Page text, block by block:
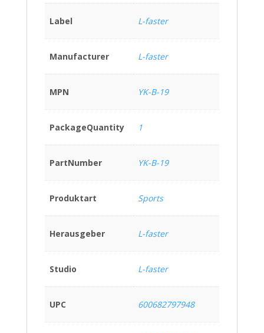
Label L-faster
Manufacturer L-faster
MPN YK-B-19
PackageQuantity 1
PartNumber YK-B-19
Produktart Sports
Herausgeber L-faster
Studio L-faster
UPC 600682797948